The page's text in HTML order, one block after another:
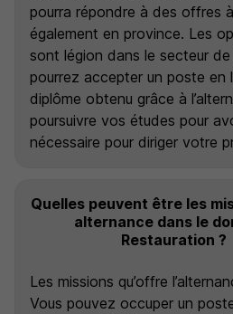
pourra répondre à des offres
également en province. Les
sont légion dans le secteur
pourrez accepter un poste
diplôme obtenu grâce à
poursuivre vos études pour
nécessaire pour diriger votre
Quelles peuvent être les
alternance dans le
Restauration ?
Les missions qu’offre
Vous pouvez occuper un